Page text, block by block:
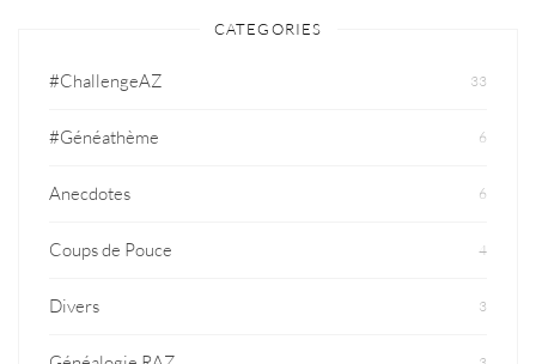
CATEGORIES
#ChallengeAZ 33
#Généathème 6
Anecdotes 6
Coups de Pouce 4
Divers 3